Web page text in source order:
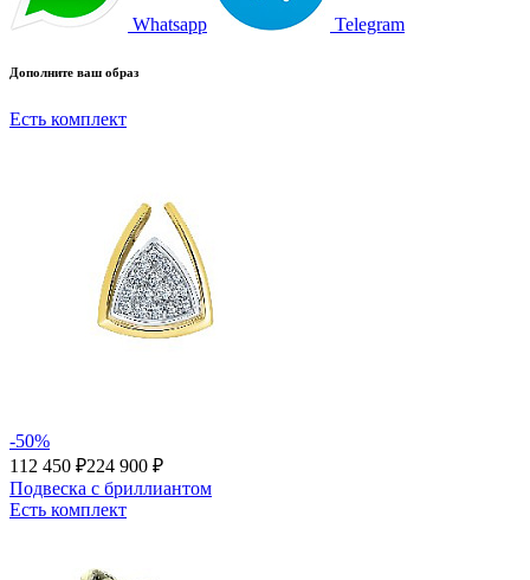
Whatsapp Telegram
Дополните ваш образ
Есть комплект
-50%
112 450 ₽224 900 ₽
Подвеска с бриллиантом
Есть комплект